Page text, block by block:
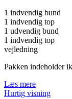
1 indvendig bund
1 indvendig top
1 udvendig bund
1 indvendig top
vejledning
Pakken indeholder
Læs mere
Hurtig visning